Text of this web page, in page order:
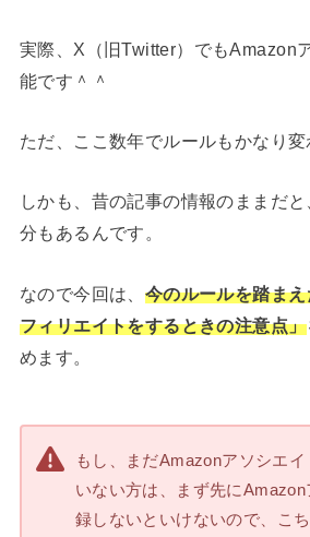
実際、X（旧Twitter）でもAmazon
能です＾＾
ただ、ここ数年でルールもかなり変
しかも、昔の記事の情報のままだ
分もあるんです。
なので今回は、 今のルールを踏ま
フィリエイトをするときの注意点」
めます。
もし、まだAmazonアソシエ
いない方は、まず先に
録しないといけないので、こ